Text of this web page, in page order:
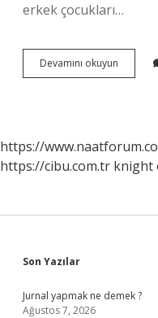
erkek çocukları…
Devamını okuyun
Oynadığı
https://
https://cibu.com.tr knight
Sidebar
Son Yazılar
Jurnal yapmak ne demek ?
Ağustos 7, 2026